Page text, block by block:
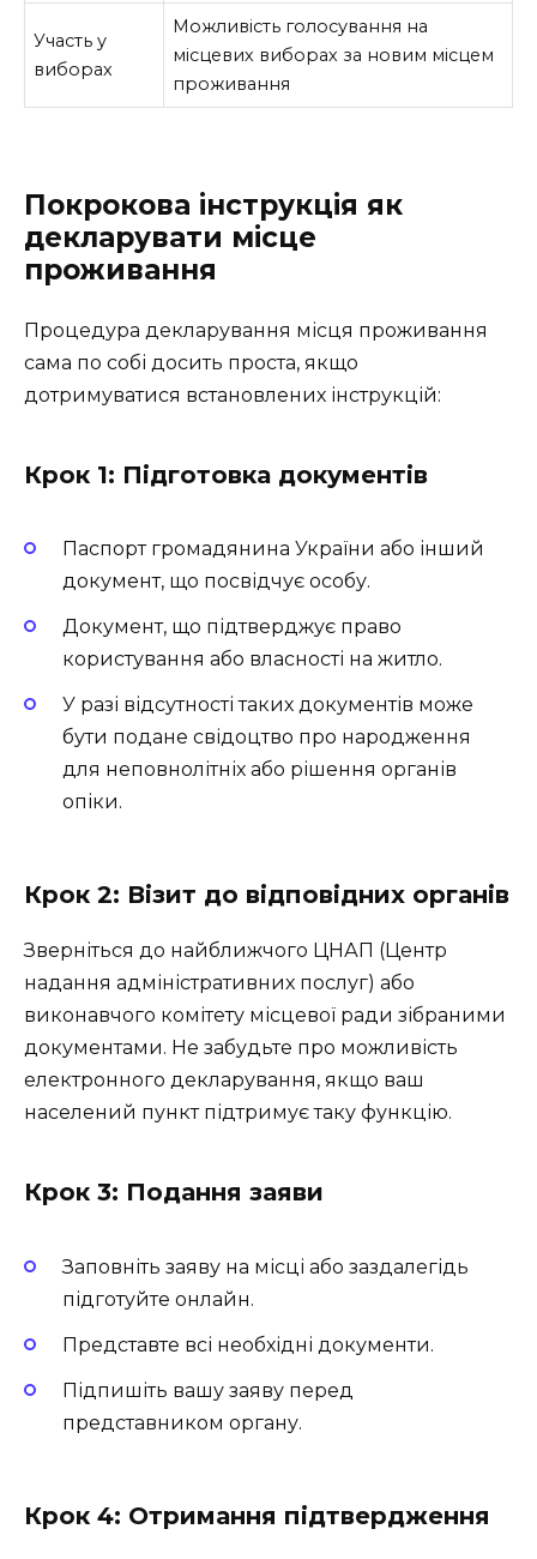
Участь у
виборах
Можливість голосування на
місцевих виборах за новим місцем
проживання
Покрокова інструкція як
декларувати місце
проживання
Процедура декларування місця проживання
сама по собі досить проста, якщо
дотримуватися встановлених інструкцій:
Крок 1: Підготовка документів
Паспорт громадянина України або інший
документ, що посвідчує особу.
Документ, що підтверджує право
користування або власності на житло.
У разі відсутності таких документів може
бути подане свідоцтво про народження
для неповнолітніх або рішення органів
опіки.
Крок 2: Візит до відповідних органів
Зверніться до найближчого ЦНАП (Центр
надання адміністративних послуг) або
виконавчого комітету місцевої ради зібраними
документами. Не забудьте про можливість
електронного декларування, якщо ваш
населений пункт підтримує таку функцію.
Крок 3: Подання заяви
Заповніть заяву на місці або заздалегідь
підготуйте онлайн.
Представте всі необхідні документи.
Підпишіть вашу заяву перед
представником органу.
Крок 4: Отримання підтвердження